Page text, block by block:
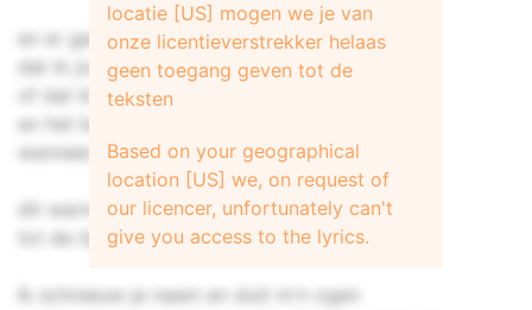
en er gaat nooit een dag voorbij
dat ik jou niet meer voel
of dat ik jou niet meer mis
en het bed is te koud voor mij
wanneer het niet door jou beslapen is.
dit warme huis, wordt als maar killer
tot de tijd je laatste sporen heeft gewist
Ik schreeuw je naam en sluit m'n ogen
locatie [US] mogen we je van
onze licentieverstrekker helaas
geen toegang geven tot de
teksten
Based on your geographical
location [US] we, on request of
our licencer, unfortunately can't
give you access to the lyrics.